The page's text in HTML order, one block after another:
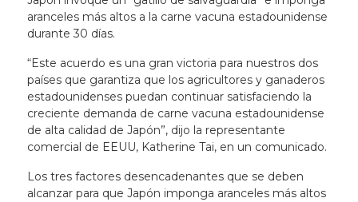
aranceles más altos a la carne vacuna estadounidense
durante 30 días.
“Este acuerdo es una gran victoria para nuestros dos
países que garantiza que los agricultores y ganaderos
estadounidenses puedan continuar satisfaciendo la
creciente demanda de carne vacuna estadounidense
de alta calidad de Japón”, dijo la representante
comercial de EEUU, Katherine Tai, en un comunicado.
Los tres factores desencadenantes que se deben
alcanzar para que Japón imponga aranceles más altos